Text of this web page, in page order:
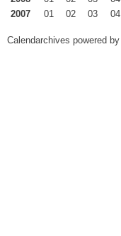
2007
01 02 03 04
Calendarchives powered by